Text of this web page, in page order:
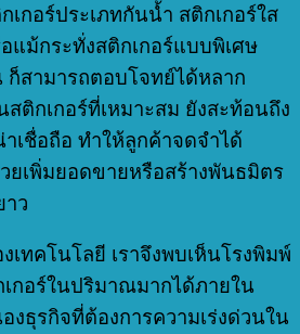
เกอร์ประเภทกันน้ำ สติกเกอร์ใส
แม้กระทั่งสติกเกอร์แบบพิเศษ
สามารถตอบโจทย์ได้หลาก
สติกเกอร์ที่เหมาะสม ยังสะท้อนถึง
ชื่อถือ ทำให้ลูกค้าจดจำได้
ยเพิ่มยอดขายหรือสร้างพันธมิตร
าว
เทคโนโลยี เราจึงพบเห็นโรงพิมพ์
กอร์ในปริมาณมากได้ภายใน
งธุรกิจที่ต้องการความเร่งด่วนใน